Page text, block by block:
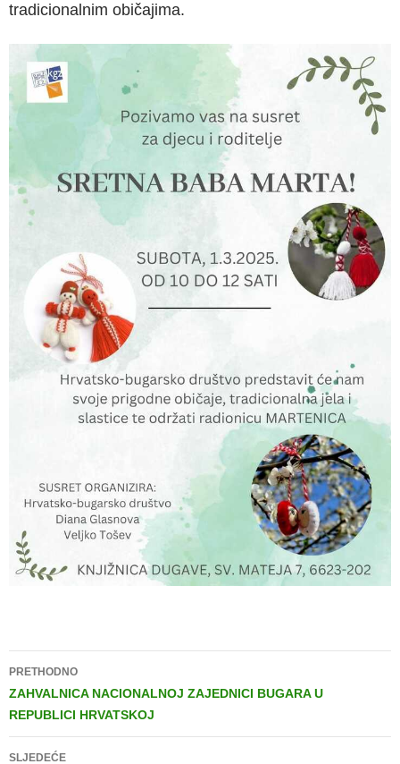
tradicionalnim običajima.
PRETHODNO
ZAHVALNICA NACIONALNOJ ZAJEDNICI BUGARA U
REPUBLICI HRVATSKOJ
SLJEDEĆE